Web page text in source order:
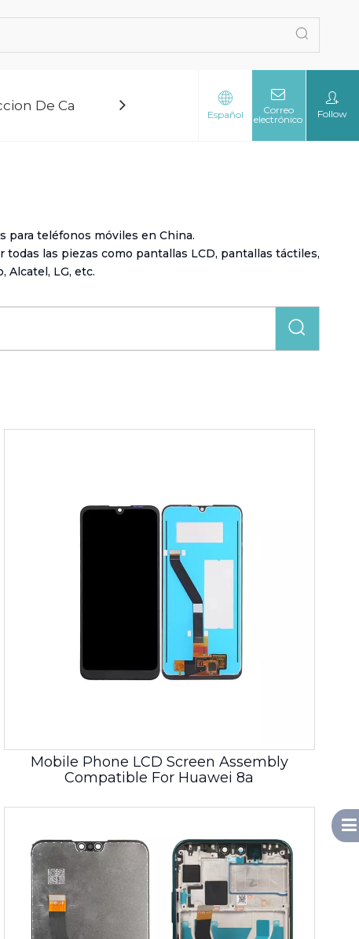
De Calidad Sobre Nosotros
Español
Correo
electrónico
Follow
para teléfonos móviles en China.
las piezas como pantallas LCD, pantallas táctiles,
Alcatel, LG, etc.
Mobile Phone LCD Screen Assembly
Compatible For Huawei 8a